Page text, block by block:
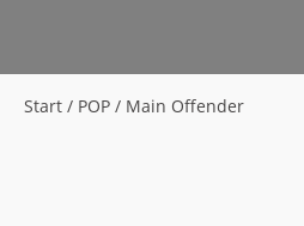
Start / POP / Main Offender